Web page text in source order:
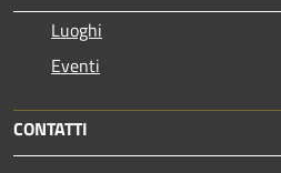
Luoghi
Eventi
CONTATTI